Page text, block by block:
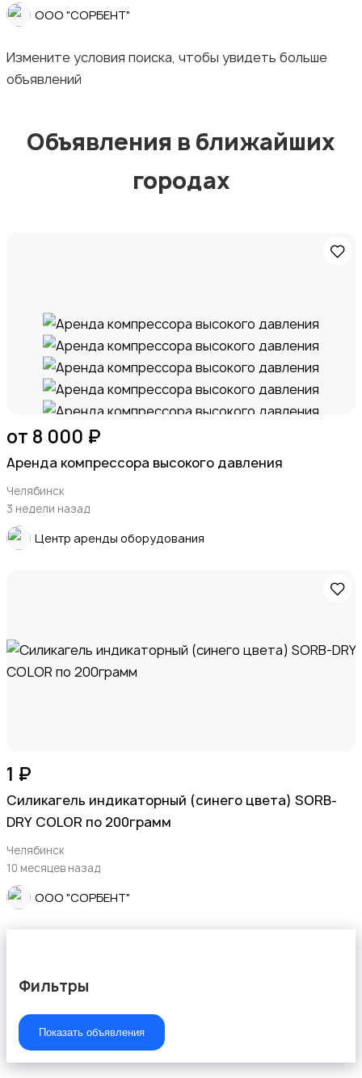
Другое3
ООО "СОРБЕНТ"
Измените условия поиска, чтобы увидеть больше
объявлений
Объявления в ближайших
городах
от 8 000 ₽
Аренда компрессора высокого давления
Челябинск
3 недели назад
Центр аренды оборудования
1 ₽
Силикагель индикаторный (синего цвета) SORB-
DRY COLOR по 200грамм
Челябинск
10 месяцев назад
ООО "СОРБЕНТ"
Фильтры
Показать объявления